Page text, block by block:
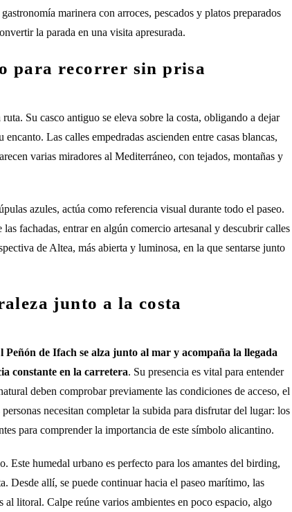
marinera con arroces, pescados y platos preparados
la parada en una visita apresurada.
para recorrer sin prisa
Su casco antiguo se eleva sobre la costa, obligando a dejar
Las calles empedradas ascienden entre casas blancas,
varias miradores al Mediterráneo, con tejados, montañas y
azules, actúa como referencia visual durante todo el paseo.
fachadas, entrar en algún comercio artesanal y descubrir calles
de Altea, más abierta y luminosa, en la que sentarse junto
junto a la costa
Peñón de Ifach se alza junto al mar y acompaña la llegada
constante en la carretera. Su presencia es vital para entender
deben comprobar previamente las condiciones de acceso, el
necesitan completar la subida para disfrutar del lugar: los
para comprender la importancia de este símbolo alicantino.
Este humedal urbano es perfecto para los amantes del birding,
Desde allí, se puede continuar hacia el paseo marítimo, las
litoral. Calpe reúne varios ambientes en poco espacio, algo